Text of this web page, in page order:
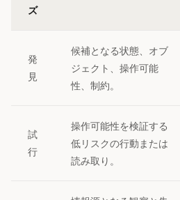
ズ
発
見
候補となる状態、オブ
ジェクト、操作可能
性、制約。
試
行
操作可能性を検証する
低リスクの行動または
読み取り。